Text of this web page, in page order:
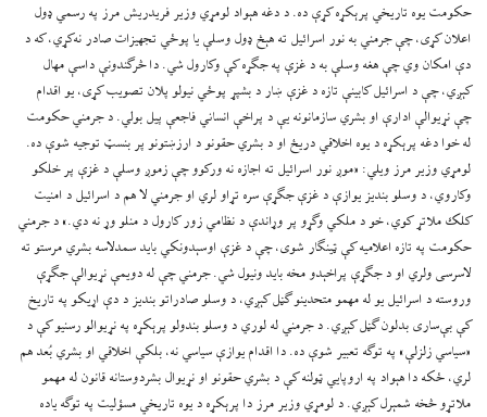
حکومت یوه تاریخي پرېکړه کړې ده. د دغه هېواد لومړي وزیر فریدریش مرز په رسمي ډول
اعلان کړی، چې جرمني به نور اسرائیل ته هېڅ ډول وسلې یا پوځي تجهیزات صادر نه‌کړي، که د
دې امکان وي چې هغه وسلې به د غزې په جګړه کې وکارول شي. دا څرګندونې داسې مهال
کېږي، چې د اسرائیل کابینې تازه د غزې ښار د بشپړ پوځي نیولو پلان تصویب کړی، یو اقدام
چې نړیوالې ادارې او بشري سازمانونه یې د پراخې انساني فاجعې پیل بولي. د جرمني حکومت
له خوا دغه پرېکړه د یوه اخلاقي دریځ او د بشري حقونو د ارزښتونو پر بنسټ توجیه شوې ده.
لومړي وزیر مرز ویلي: «موږ نور اسرائیل ته اجازه نه ورکوو چې زموږ وسلې د غزې پر خلکو
وکاروي، د وسلو بندیز یوازې د غزې جګړې سره تړاو لري او جرمني لا هم د اسرائیل د امنیت
کلک ملاتړ کوي، خو د ملکي وګړو پر وړاندې د نظامي زور کارول د منلو وړ نه دي.» د جرمني
حکومت په تازه اعلامیه کې ټینګار شوی، چې د غزې اوسېدونکي باید سمدلاسه بشري مرستو ته
لاسرسی ولري او د جګړې پراخېدو مخه باید ونیول شي. جرمني چې له دویمې نړیوالې جګړې
وروسته د اسرائیل یو له مهمو متحدینو ګڼل کېږي، د وسلو صادراتو بندیز د دې اړیکو په تاریخ
کې بې‌ساری بدلون ګڼل کېږي. د جرمني له لوري د وسلو بندولو پرېکړه په نړیوالو رسنیو کې د
«سیاسي زلزلې» په توګه تعبیر شوې ده. دا اقدام یوازې سیاسي نه، بلکې اخلاقي او بشري بُعد هم
لري، ځکه دا هېواد په اروپایي ټولنه کې د بشري حقونو او نړیوال بشردوستانه قانون له مهمو
ملاتړو څخه شمېرل کېږي. د لومړي وزیر مرز دا پرېکړه د یوه تاریخي مسؤلیت په توګه یاده